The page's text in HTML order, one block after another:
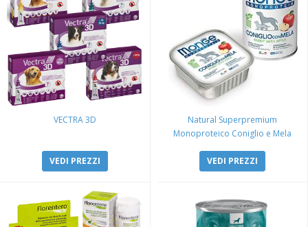
VECTRA 3D
VEDI PREZZI
Natural Superpremium
Monoproteico Coniglio e Mela
VEDI PREZZI